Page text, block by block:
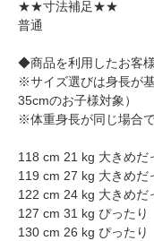
★★寸法補足★★
普通
◆商品を利用したお客
※サイズ選びは身長が
35cmのお子様対象）
※体重身長が同じ場合
118 cm 21 kg 大きめだ
119 cm 27 kg 大きめだ
122 cm 24 kg 大きめだ
127 cm 31 kg ぴったり
130 cm 26 kg ぴったり